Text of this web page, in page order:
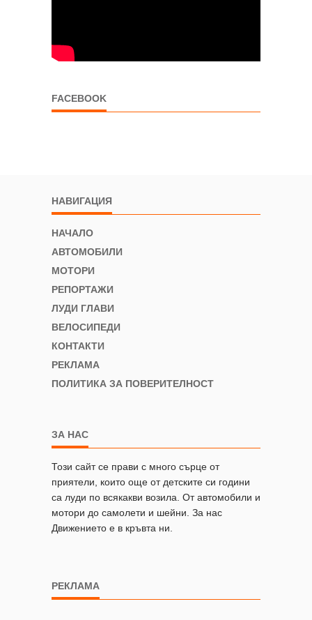
FACEBOOK
НАВИГАЦИЯ
НАЧАЛО
АВТОМОБИЛИ
МОТОРИ
РЕПОРТАЖИ
ЛУДИ ГЛАВИ
ВЕЛОСИПЕДИ
КОНТАКТИ
РЕКЛАМА
ПОЛИТИКА ЗА ПОВЕРИТЕЛНОСТ
ЗА НАС
Този сайт се прави с много сърце от
приятели, които още от детските си години
са луди по всякакви возила. От автомобили и
мотори до самолети и шейни. За нас
Движението е в кръвта ни.
РЕКЛАМА